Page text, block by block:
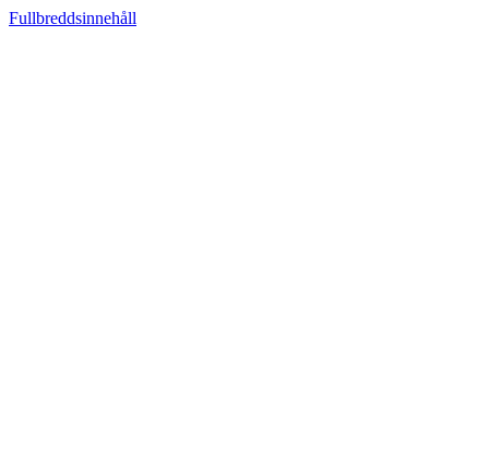
Fullbreddsinnehåll